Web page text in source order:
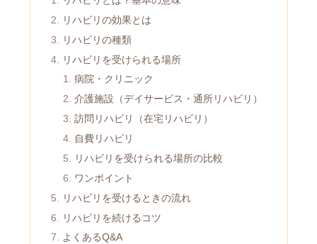
リハビリの効果とは
リハビリの種類
リハビリを受けられる場所
病院・クリニック
介護施設（デイサービス・通所リハビリ）
訪問リハビリ（在宅リハビリ）
自費リハビリ
リハビリを受けられる場所の比較
ワンポイント
リハビリを受けるときの流れ
リハビリを続けるコツ
よくあるQ&A